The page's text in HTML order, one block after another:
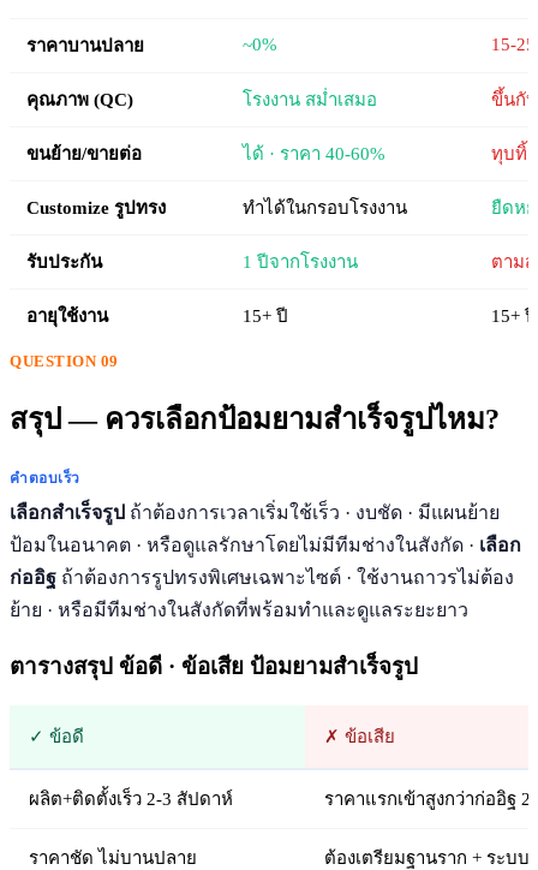
ราคาบานปลาย ~0% 15-
คุณภาพ (QC) โรงงาน สม่ำเสมอ ขึ้นกั
ขนย้าย/ขายต่อ ได้ · ราคา 40-60% ทุบทิ้ง
Customize รูปทรง ทำได้ในกรอบโรงงาน ยืดห
รับประกัน 1 ปีจากโรงงาน ตาม
อายุใช้งาน 15+ ปี 15+ ปี
QUESTION 09
สรุป — ควรเลือกป้อมยามสำเร็จรูปไหม?
คำตอบเร็ว
เลือกสำเร็จรูป ถ้าต้องการเวลาเริ่มใช้เร็ว · งบชัด · มีแผนย้าย
ป้อมในอนาคต · หรือดูแลรักษาโดยไม่มีทีมช่างในสังกัด · เลือก
ก่ออิฐ ถ้าต้องการรูปทรงพิเศษเฉพาะไซต์ · ใช้งานถาวรไม่ต้อง
ย้าย · หรือมีทีมช่างในสังกัดที่พร้อมทำและดูแลระยะยาว
ตารางสรุป ข้อดี · ข้อเสีย ป้อมยามสำเร็จรูป
✓ ข้อดี ✗ ข้อเสีย
ผลิต+ติดตั้งเร็ว 2-3 สัปดาห์ ราคาแรกเข้าสูงกว่าก่ออิฐ
ราคาชัด ไม่บานปลาย ต้องเตรียมฐานราก + ระบ